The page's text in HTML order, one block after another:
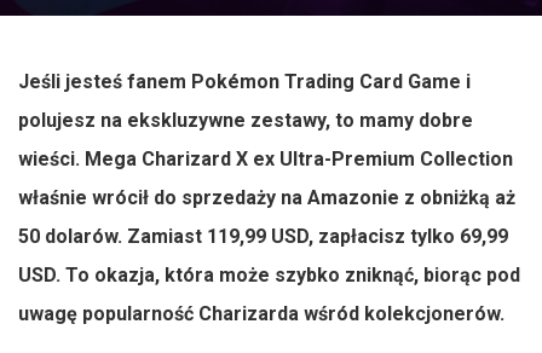
Jeśli jesteś fanem Pokémon Trading Card Game i
polujesz na ekskluzywne zestawy, to mamy dobre
wieści. Mega Charizard X ex Ultra-Premium Collection
właśnie wrócił do sprzedaży na Amazonie z obniżką aż
50 dolarów. Zamiast 119,99 USD, zapłacisz tylko 69,99
USD. To okazja, która może szybko zniknąć, biorąc pod
uwagę popularność Charizarda wśród kolekcjonerów.